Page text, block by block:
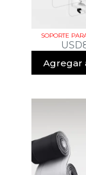
SOPORTE
USD
Agregar